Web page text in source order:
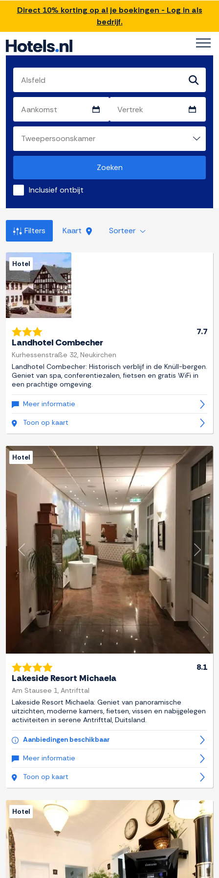
Direct 10% korting op al je boekingen - Log in als
bedrijf.
Zoeken
Inclusief ontbijt
Filters Kaart Sorteer
Previous Next
Hotel
7.7
Landhotel Combecher
Kurhessenstraße 32, Neukirchen
Landhotel Combecher: Historisch verblijf in de Knüll-bergen.
Geniet van spa, conferentiezalen, fietsen en gratis WiFi in
een prachtige omgeving.
Meer informatie
Toon op kaart
Previous Next
Hotel
8.1
Lakeside Resort Michaela
Am Stausee 1, Antrifttal
Lakeside Resort Michaela: Geniet van panoramische
uitzichten, moderne kamers, fietsen, vissen en nabijgelegen
activiteiten in serene Antrifttal, Duitsland.
Aanbiedingen beschikbaar
Meer informatie
Toon op kaart
Hotel